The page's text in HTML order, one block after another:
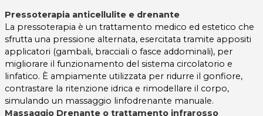
Pressoterapia anticellulite e drenante
La pressoterapia è un trattamento medico ed estetico che
sfrutta una pressione alternata, esercitata tramite appositi
applicatori (gambali, bracciali o fasce addominali), per
migliorare il funzionamento del sistema circolatorio e
linfatico. È ampiamente utilizzata per ridurre il gonfiore,
contrastare la ritenzione idrica e rimodellare il corpo,
simulando un massaggio linfodrenante manuale.
Massaggio Drenante o trattamento infrarosso